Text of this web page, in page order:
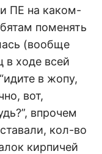
ПЕ на каком-
поменять
(вообще
в ходе всей
в жопу,
вот,
впрочем
кол-во
кирпичей